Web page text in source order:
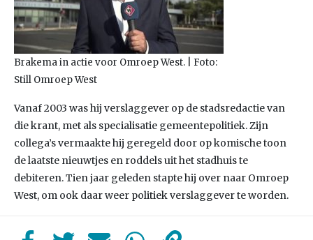
Brakema in actie voor Omroep West. | Foto:
Still Omroep West
Vanaf 2003 was hij verslaggever op de stadsredactie van
die krant, met als specialisatie gemeentepolitiek. Zijn
collega’s vermaakte hij geregeld door op komische toon
de laatste nieuwtjes en roddels uit het stadhuis te
debiteren. Tien jaar geleden stapte hij over naar Omroep
West, om ook daar weer politiek verslaggever te worden.